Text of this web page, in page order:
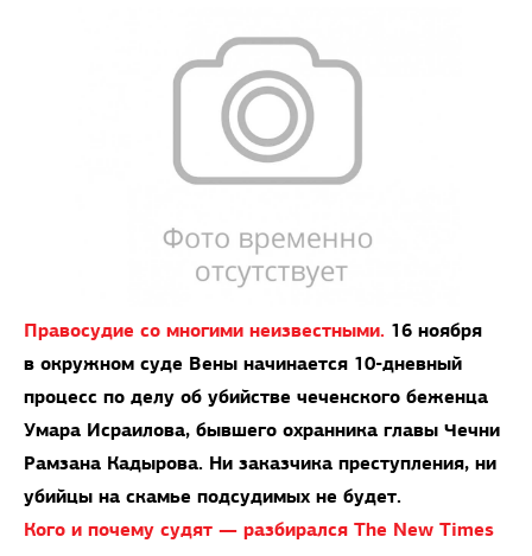
Правосудие со многими неизвестными. 16 ноября
в окружном суде Вены начинается 10-дневный
процесс по делу об убийстве чеченского беженца
Умара Исраилова, бывшего охранника главы Чечни
Рамзана Кадырова. Ни заказчика преступления, ни
убийцы на скамье подсудимых не будет.
Кого и почему судят — разбирался The New Times